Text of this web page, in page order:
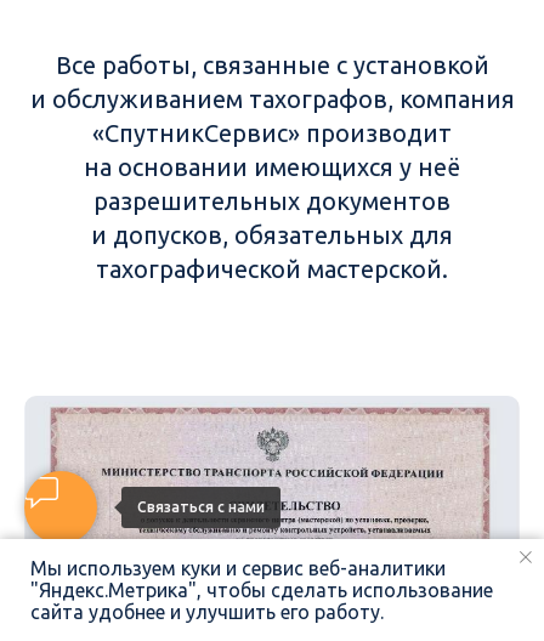
Все работы, связанные с установкой
и обслуживанием тахографов, компания
«СпутникСервис» производит
на основании имеющихся у неё
разрешительных документов
и допусков, обязательных для
тахографической мастерской.
ПОЗВОНИТЬ НАПИСАТЬ
Связаться с нами
Мы используем куки и сервис веб-аналитики
"Яндекс.Метрика", чтобы сделать использование
сайта удобнее и улучшить его работу.